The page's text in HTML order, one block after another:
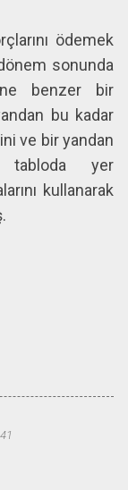
ödemek
sonunda
benzer bir
bu kadar
ve bir yandan
yer
kullanarak